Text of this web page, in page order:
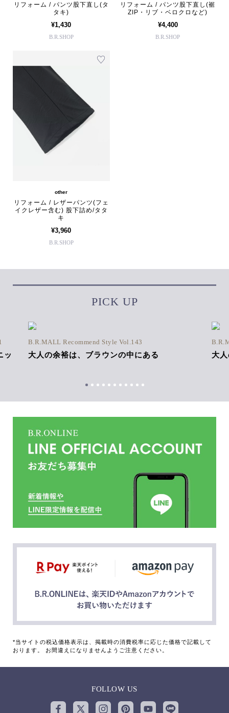
リフォーム / パンツ股下直し(タ
タキ)
¥1,430
B.R.SHOP
リフォーム / パンツ股下直し(裾
ZIP・リブ・ベロクロなど)
¥4,400
B.R.SHOP
other
リフォーム / レザーパンツ(フェ
イクレザー含む) 股下詰め/タタ
キ
¥3,960
B.R.SHOP
PICK UP
ッ
B.R.MALL Recommend Style Vol.143
大人の余裕は、ブラウンの中にある 大
*当サイトの税込価格表示は、掲載時の消費税率に応じた価格で記載して
おります。 お間違えになりませんようご注意ください。
FOLLOW US